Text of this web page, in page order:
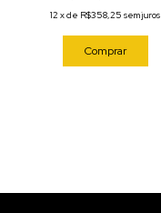
12 xde R$358,25 sem juros
Comprar